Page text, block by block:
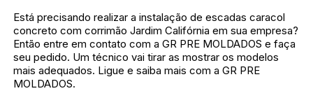
Está precisando realizar a instalação de escadas caracol
concreto com corrimão Jardim Califórnia em sua empresa?
Então entre em contato com a GR PRE MOLDADOS e faça
seu pedido. Um técnico vai tirar as mostrar os modelos
mais adequados. Ligue e saiba mais com a GR PRE
MOLDADOS.